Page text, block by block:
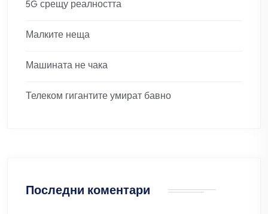
5G срещу реалността
Малките неща
Машината не чака
Телеком гигантите умират бавно
Последни коментари